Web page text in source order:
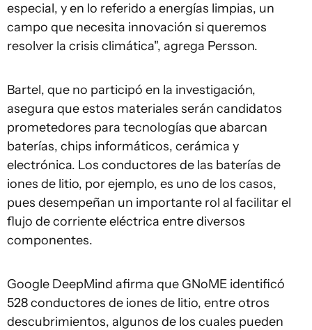
especial, y en lo referido a energías limpias, un
campo que necesita innovación si queremos
resolver la crisis climática", agrega Persson.
Bartel, que no participó en la investigación,
asegura que estos materiales serán candidatos
prometedores para tecnologías que abarcan
baterías, chips informáticos, cerámica y
electrónica. Los conductores de las baterías de
iones de litio, por ejemplo, es uno de los casos,
pues desempeñan un importante rol al facilitar el
flujo de corriente eléctrica entre diversos
componentes.
Google DeepMind afirma que GNoME identificó
528 conductores de iones de litio, entre otros
descubrimientos, algunos de los cuales pueden